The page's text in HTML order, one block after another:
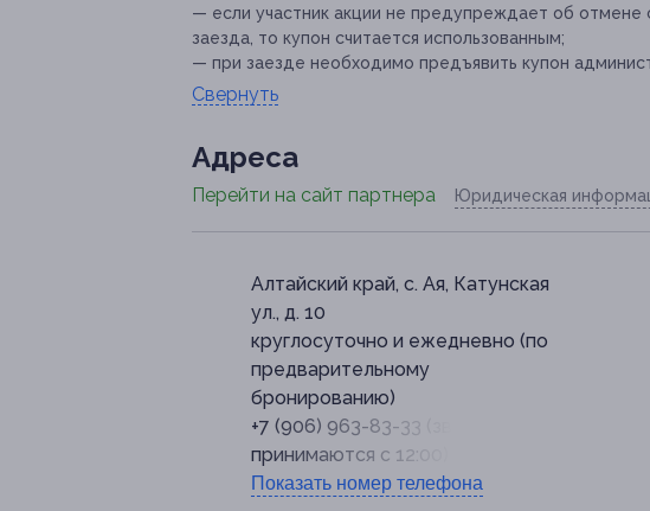
— если участник акции не предупреждает об отмене
заезда, то купон считается использованным;
— при заезде необходимо предъявить купон
Свернуть
Адресa
Перейти на сайт партнера Юридическая
Алтайский край, с. Ая, Катунская
ул., д. 10
круглосуточно и ежедневно (по
предварительному
бронированию)
+7 (906) 963-83-33 (звонки
принимаются с 12:00)
Показать номер телефона